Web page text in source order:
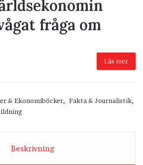
fråga om
Läs mer
& Ekonomiböcker, Fakta & Journalistik,
Beskrivning